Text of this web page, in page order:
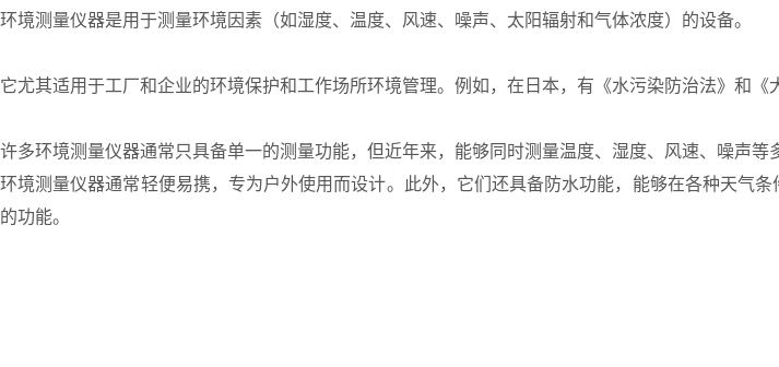
环境测量仪器是用于测量环境因素（如湿度、温度、风速、噪声、太阳辐射和气体浓度）的设备。
它尤其适用于工厂和企业的环境保护和工作场所环境管理。例如，在日本，有《水污染防治法》和《
许多环境测量仪器通常只具备单一的测量功能，但近年来，能够同时测量温度、湿度、风速、噪声等
环境测量仪器通常轻便易携，专为户外使用而设计。此外，它们还具备防水功能，能够在各种天气
的功能。